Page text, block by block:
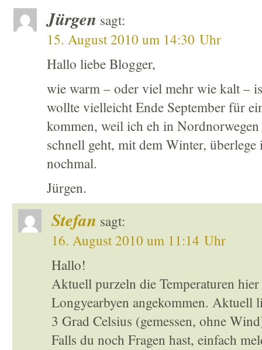
Jürgen sagt:
15. August 2010 um 14:30 Uhr
Hallo liebe Blogger,
wie warm – oder viel mehr wie kalt –
wollte vielleicht Ende September für
kommen, weil ich eh in
schnell geht, mit dem Winter,
nochmal.
Jürgen.
Stefan sagt:
16. August 2010 um 11:14 Uhr
Hallo!
Aktuell purzeln die Temperaturen
Longyearbyen angekommen. Aktuell
3 Grad Celsius (gemessen, ohne
Falls du noch Fragen hast, einfach